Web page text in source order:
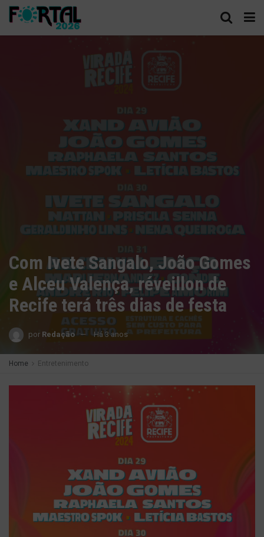
Com Ivete Sangalo, João Gomes
e Alceu Valença, réveillon de
Recife terá três dias de festa
por Redação Há 3 anos
Home Entretenimento